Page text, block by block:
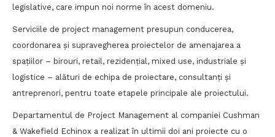
legislative, care impun noi norme în acest domeniu.
Serviciile de project management presupun conducerea,
coordonarea și supravegherea proiectelor de amenajarea a
spațiilor – birouri, retail, rezidențial, mixed use, industriale și
logistice – alături de echipa de proiectare, consultanți și
antreprenori, pentru toate etapele principale ale proiectului.
Departamentul de Project Management al companiei Cushman
& Wakefield Echinox a realizat în ultimii doi ani proiecte cu o